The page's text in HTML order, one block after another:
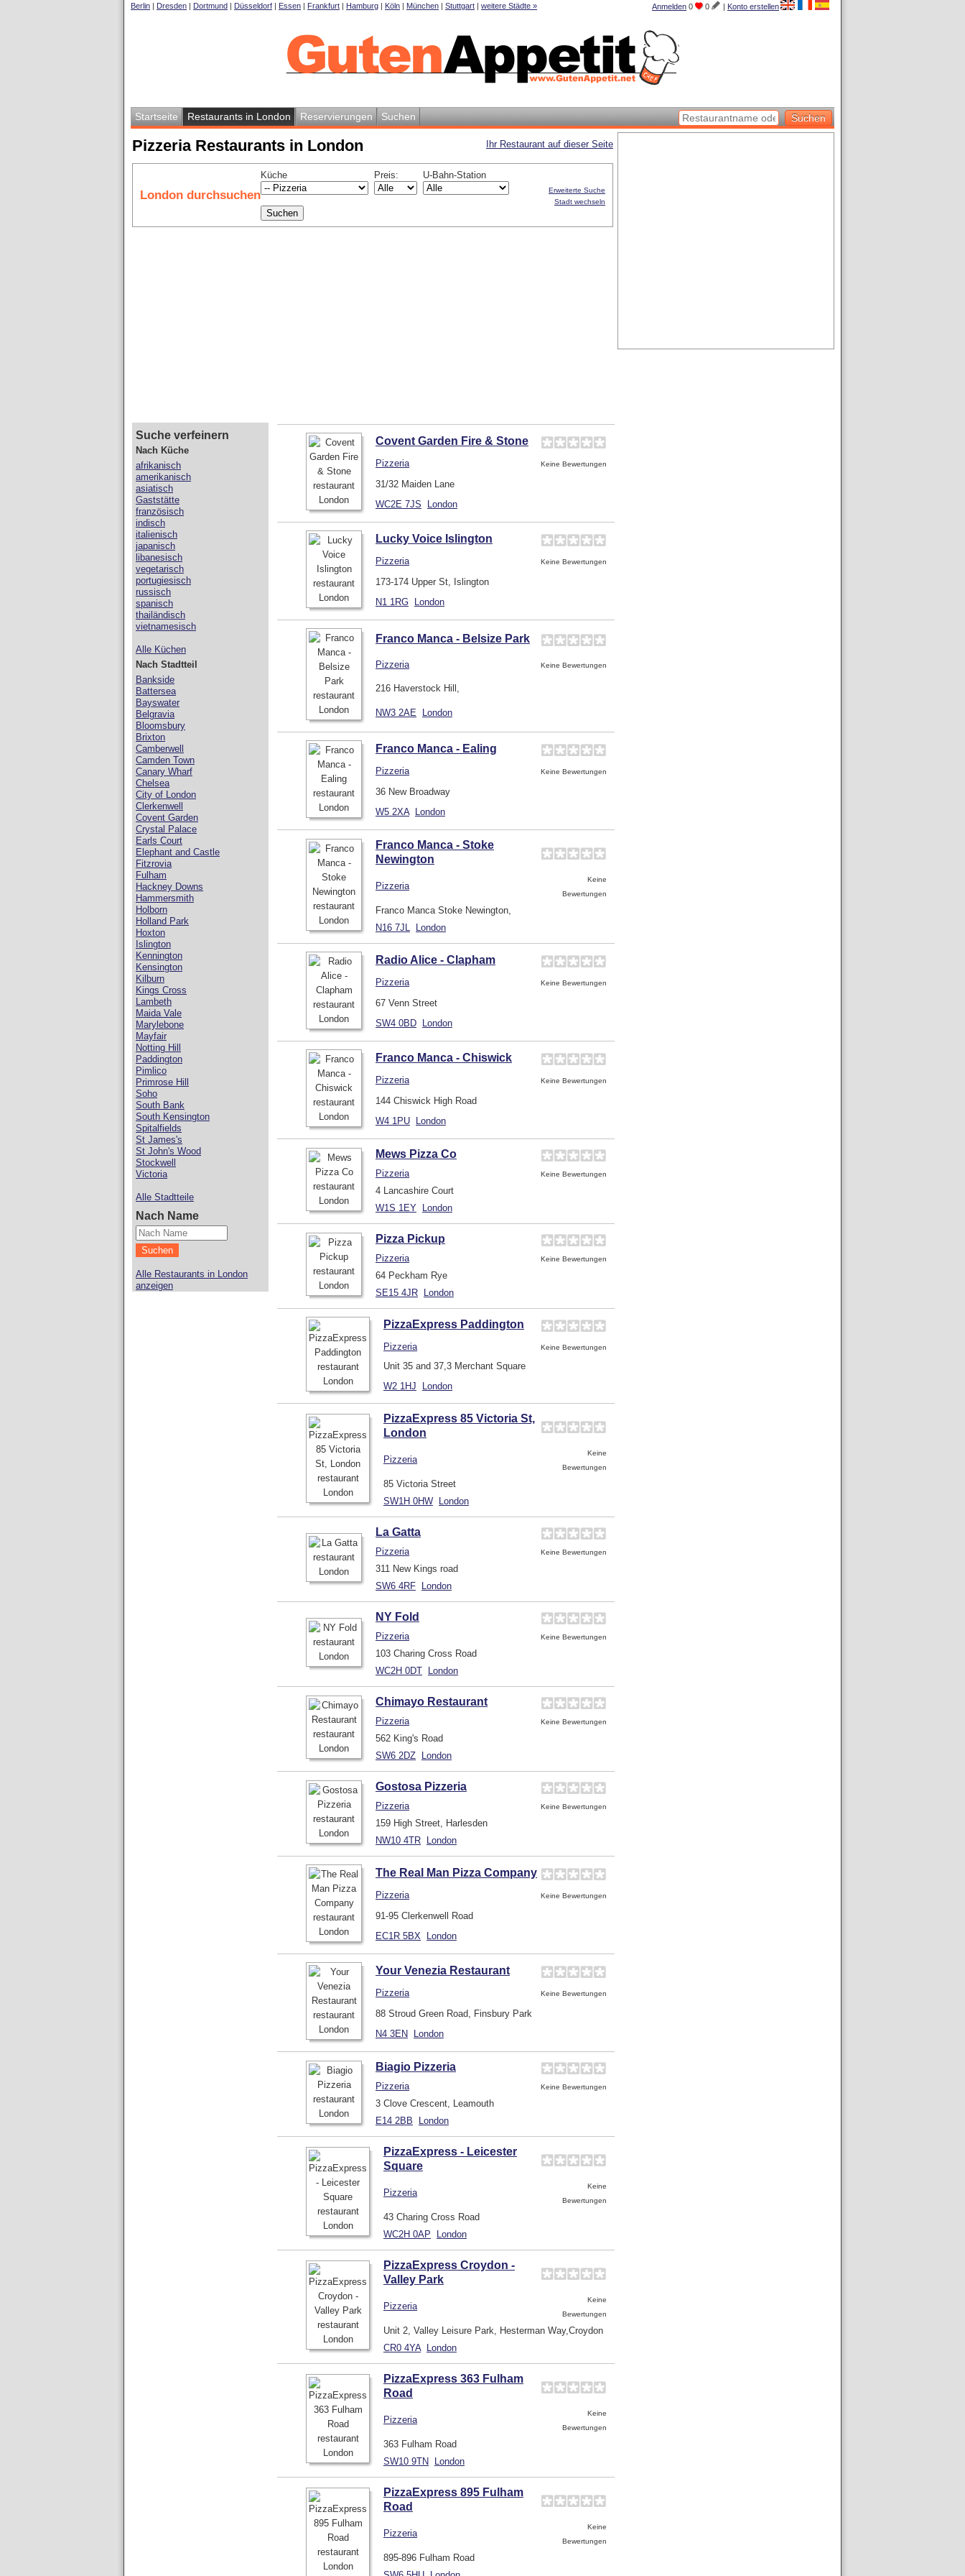
Anmelden 0 0 | Konto erstellen
Berlin | Dresden | Dortmund | Düsseldorf | Essen | Frankfurt | Hamburg | Köln | München | Stuttgart | weitere Städte »
Startseite Restaurants in London Reservierungen Suchen
Ihr Restaurant auf dieser Seite
Pizzeria Restaurants in London
London durchsuchen
Küche Preis: U-Bahn-Station
Erweiterte Suche
Stadt wechseln
Covent Garden Fire & Stone
Pizzeria Keine Bewertungen
31/32 Maiden Lane
WC2E 7JS
London
Lucky Voice Islington
Pizzeria Keine Bewertungen
173-174 Upper St, Islington
N1 1RG
London
Franco Manca - Belsize Park
Pizzeria Keine Bewertungen
216 Haverstock Hill,
NW3 2AE London
Franco Manca - Ealing
Pizzeria Keine Bewertungen
36 New Broadway
W5 2XA
London
Franco Manca - Stoke
Newington
Pizzeria
Keine
Bewertungen
Franco Manca Stoke Newington,
N16 7JL
London
Radio Alice - Clapham
Pizzeria Keine Bewertungen
67 Venn Street
SW4 0BD
London
Franco Manca - Chiswick
Pizzeria Keine Bewertungen
144 Chiswick High Road
W4 1PU
London
Mews Pizza Co
Pizzeria Keine Bewertungen
4 Lancashire Court
W1S 1EY
London
Pizza Pickup
Pizzeria Keine Bewertungen
64 Peckham Rye
SE15 4JR
London
PizzaExpress Paddington
Pizzeria Keine Bewertungen
Unit 35 and 37,3 Merchant Square
W2 1HJ
London
PizzaExpress 85 Victoria St,
London
Pizzeria
Keine
Bewertungen
85 Victoria Street
SW1H 0HW
London
La Gatta
Pizzeria Keine Bewertungen
311 New Kings road
SW6 4RF
London
NY Fold
Pizzeria Keine Bewertungen
103 Charing Cross Road
WC2H 0DT
London
Chimayo Restaurant
Pizzeria Keine Bewertungen
562 King's Road
SW6 2DZ
London
Gostosa Pizzeria
Pizzeria Keine Bewertungen
159 High Street, Harlesden
NW10 4TR
London
The Real Man Pizza Company
Pizzeria Keine Bewertungen
91-95 Clerkenwell Road
EC1R 5BX
London
Your Venezia Restaurant
Pizzeria Keine Bewertungen
88 Stroud Green Road, Finsbury Park
N4 3EN
London
Biagio Pizzeria
Pizzeria Keine Bewertungen
3 Clove Crescent, Leamouth
E14 2BB
London
PizzaExpress - Leicester
Square
Pizzeria
Keine
Bewertungen
43 Charing Cross Road
WC2H 0AP
London
PizzaExpress Croydon -
Valley Park
Pizzeria
Keine
Bewertungen
Unit 2, Valley Leisure Park, Hesterman Way,Croydon
CR0 4YA
London
PizzaExpress 363 Fulham
Road
Pizzeria
Keine
Bewertungen
363 Fulham Road
SW10 9TN
London
PizzaExpress 895 Fulham
Road
Pizzeria
Keine
Bewertungen
895-896 Fulham Road
Suche verfeinern
Nach Küche
afrikanisch
amerikanisch
asiatisch
Gaststätte
französisch
indisch
italienisch
japanisch
libanesisch
vegetarisch
portugiesisch
russisch
spanisch
thailändisch
vietnamesisch
Alle Küchen
Nach Stadtteil
Bankside
Battersea
Bayswater
Belgravia
Bloomsbury
Brixton
Camberwell
Camden Town
Canary Wharf
Chelsea
City of London
Clerkenwell
Covent Garden
Crystal Palace
Earls Court
Elephant and Castle
Fitzrovia
Fulham
Hackney Downs
Hammersmith
Holborn
Holland Park
Hoxton
Islington
Kennington
Kensington
Kilburn
Kings Cross
Lambeth
Maida Vale
Marylebone
Mayfair
Notting Hill
Paddington
Pimlico
Primrose Hill
Soho
South Bank
South Kensington
Spitalfields
St James's
St John's Wood
Stockwell
Victoria
Alle Stadtteile
Nach Name
Alle Restaurants in London
anzeigen